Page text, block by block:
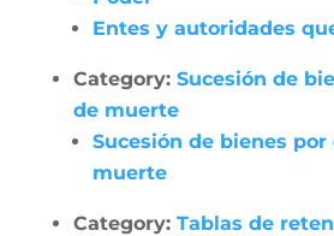
Entes y autoridades
Category: Sucesión de
de muerte
Sucesión de bienes por
muerte
Category: Tablas de